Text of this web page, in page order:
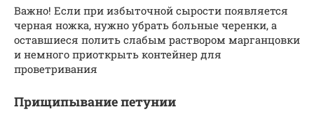
Важно! Если при избыточной сырости появляется
черная ножка, нужно убрать больные черенки, а
оставшиеся полить слабым раствором марганцовки
и немного приоткрыть контейнер для
проветривания
Прищипывание петунии